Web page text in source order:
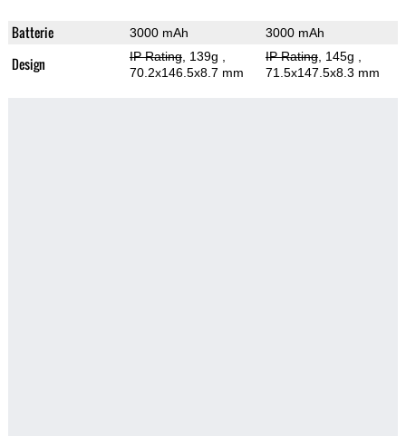
Batterie 3000 mAh 3000 mAh
Design IP Rating, 139g
70.2x146.5x8.7 mm
IP Rating, 145g
71.5x147.5x8.3 mm